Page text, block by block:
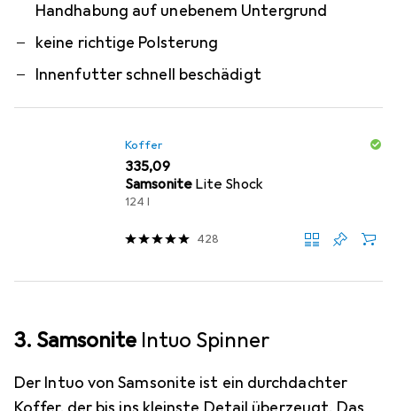
Handhabung auf unebenem Untergrund
keine richtige Polsterung
Innenfutter schnell beschädigt
Koffer
EUR
335,09
Samsonite Lite Shock
124 l
428
3. Samsonite Intuo Spinner
Der Intuo von Samsonite ist ein durchdachter